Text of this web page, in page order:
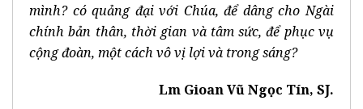
mình? có quảng đại với Chúa, để dâng cho Ngài
chính bản thân, thời gian và tâm sức, để phục vụ
cộng đoàn, một cách vô vị lợi và trong sáng?
Lm Gioan Vũ Ngọc Tín, SJ.